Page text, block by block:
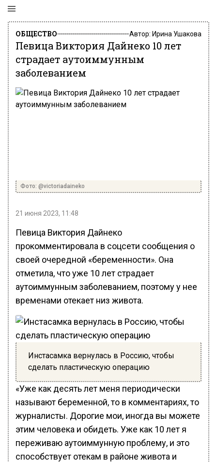
ОБЩЕСТВО Автор: Ирина Ушакова
Певица Виктория Дайнеко 10 лет
страдает аутоиммунным
заболеванием
Фото: @victoriadaineko
21 июня 2023, 11:48
Певица Виктория Дайнеко
прокомментировала в соцсети сообщения о
своей очередной «беременности». Она
отметила, что уже 10 лет страдает
аутоиммунным заболеванием, поэтому у нее
временами отекает низ живота.
Инстасамка вернулась в Россию, чтобы
сделать пластическую операцию
«Уже как десять лет меня периодически
называют беременной, то в комментариях, то
журналисты. Дорогие мои, иногда вы можете
этим человека и обидеть. Уже как 10 лет я
переживаю аутоиммунную проблему, и это
способствует отекам в районе живота и